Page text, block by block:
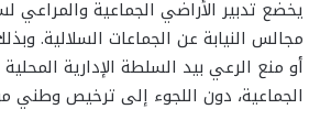
يخضع تدبير الأراضي الجماعية والمراعي
مجالس النيابة عن الجماعات السلالية.
أو منع الرعي بيد السلطة الإدارية
الجماعية، دون اللجوء إلى ترخيص وطني